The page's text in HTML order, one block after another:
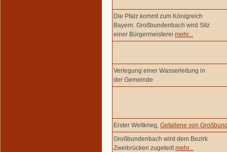
Die Pfalz kommt zum Königreich
Bayern. Großbundenbach wird Sitz
einer Bürgermeisterei mehr...
Verlegung einer Wasserleitung in
der Gemeinde
Erster Weltkrieg, Gefallene von
Großbundenbach wird dem Bezirk
Zweibrücken zugeteilt mehr...